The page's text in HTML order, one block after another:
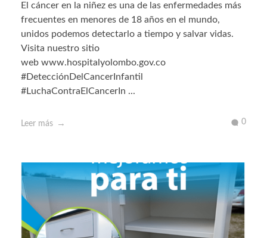
El cáncer en la niñez es una de las enfermedades más
frecuentes en menores de 18 años en el mundo,
unidos podemos detectarlo a tiempo y salvar vidas.
Visita nuestro sitio
web www.hospitalyolombo.gov.co
#DetecciónDelCancerInfantil
#LuchaContraElCancerIn ...
Leer más 0